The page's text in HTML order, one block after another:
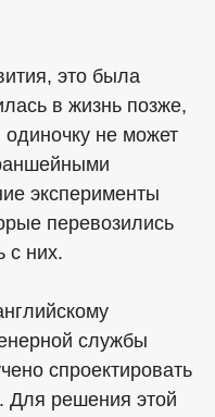
это была
в жизнь позже,
одиночку не может
эксперименты
перевозились
с них.
службы
спроектировать
Для решения этой